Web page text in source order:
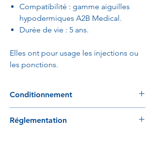
Compatibilité : gamme aiguilles
hypodermiques A2B Medical.
Durée de vie : 5 ans.
Elles ont pour usage les injections ou
les ponctions.
Conditionnement
2500 pièces / carton
Réglementation